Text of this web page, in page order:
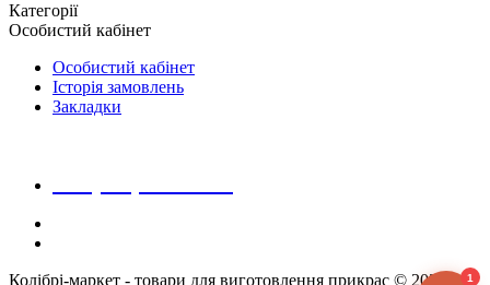
Категорії
Особистий кабінет
Особистий кабінет
Історія замовлень
Закладки
Колібрі-маркет - товари для виготовлення прикрас © 2026 1